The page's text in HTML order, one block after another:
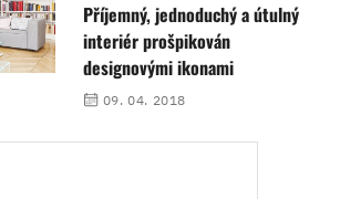
Příjemný, jednoduchý a útulný
interiér prošpikován
designovými ikonami
09. 04. 2018